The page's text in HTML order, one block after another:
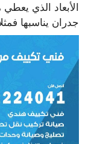
الأبعاد الذي
جدران يناسبها